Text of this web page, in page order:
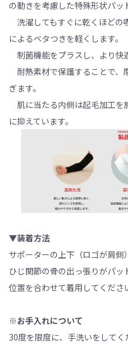
の動きを考慮した特殊形状パッ
洗濯してもすぐに乾くほどの
によるベタつきを軽くします。
制菌機能をプラスし、より快
耐熱素材で保護することで、
ぎます。
肌に当たる内側は起毛加工を
に抑えています。
▼装着方法
サポーターの上下（ロゴが肩側
ひじ関節の骨の出っ張りがパ
位置を合わせて着用してくださ
※お手入れについて
30度を限度に、手洗いをしてく